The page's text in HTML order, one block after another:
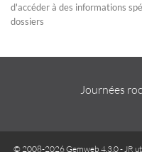
d'accéder à des informations
dossiers
Journées
© 2008-2026 Gemweb 4.3.0- JR